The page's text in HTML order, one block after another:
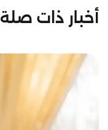
أخبار ذات صلة